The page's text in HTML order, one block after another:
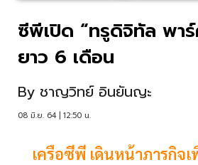
ซีพีเปิด “ทรูดิจิทัล พา
ยาว 6 เดือน
By ชาญวิทย์ อินยันญะ
08 มิ.ย. 64 | 12:50 น.
เครือซีพี เดินหน้าภารกิจ